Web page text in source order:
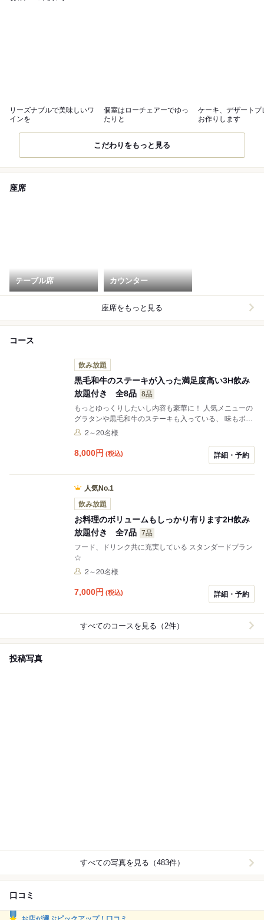
リーズナブルで美味しいワ
インを
個室はローチェアーでゆっ
たりと
ケーキ、デザートプ
お作りします
こだわりをもっと見る
座席
テーブル席 カウンター
座席をもっと見る
コース
飲み放題
黒毛和牛のステーキが入った満足度高い3H飲み
放題付き 全8品 8品
もっとゆっくりしたいし内容も豪華に！ 人気メニューの
グラタンや黒毛和牛のステーキも入っている、 味もボリ
ュームも大満足の3時間コース
2～20名様
8,000円 (税込) 詳細・予約
人気No.1
飲み放題
お料理のボリュームもしっかり有ります2H飲み
放題付き 全7品 7品
フード、ドリンク共に充実している スタンダードプラン
☆
2～20名様
7,000円 (税込) 詳細・予約
すべてのコースを見る（2件）
投稿写真
すべての写真を見る（483件）
口コミ